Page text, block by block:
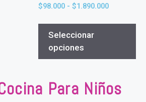
$98.000 - $1.890.000
Seleccionar
opciones
Para Niños